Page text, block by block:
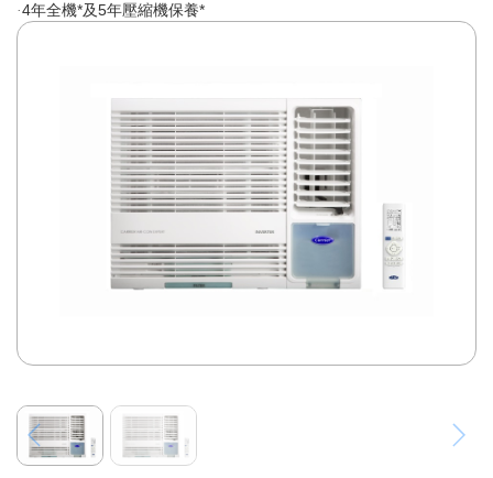
·4年全機*及5年壓縮機保養*